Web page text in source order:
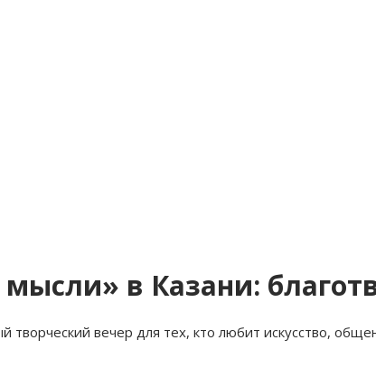
в Казани:
творческий вечер для тех, кто любит искусство,